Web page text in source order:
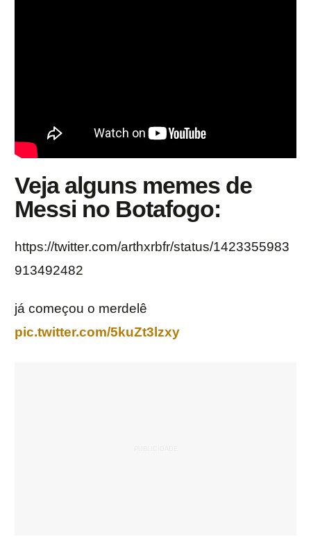
Veja alguns memes de
Messi no Botafogo:
https://twitter.com/arthxrbfr/status/1423355983
913492482
já começou o merdelê
pic.twitter.com/5kuZt3lzxy